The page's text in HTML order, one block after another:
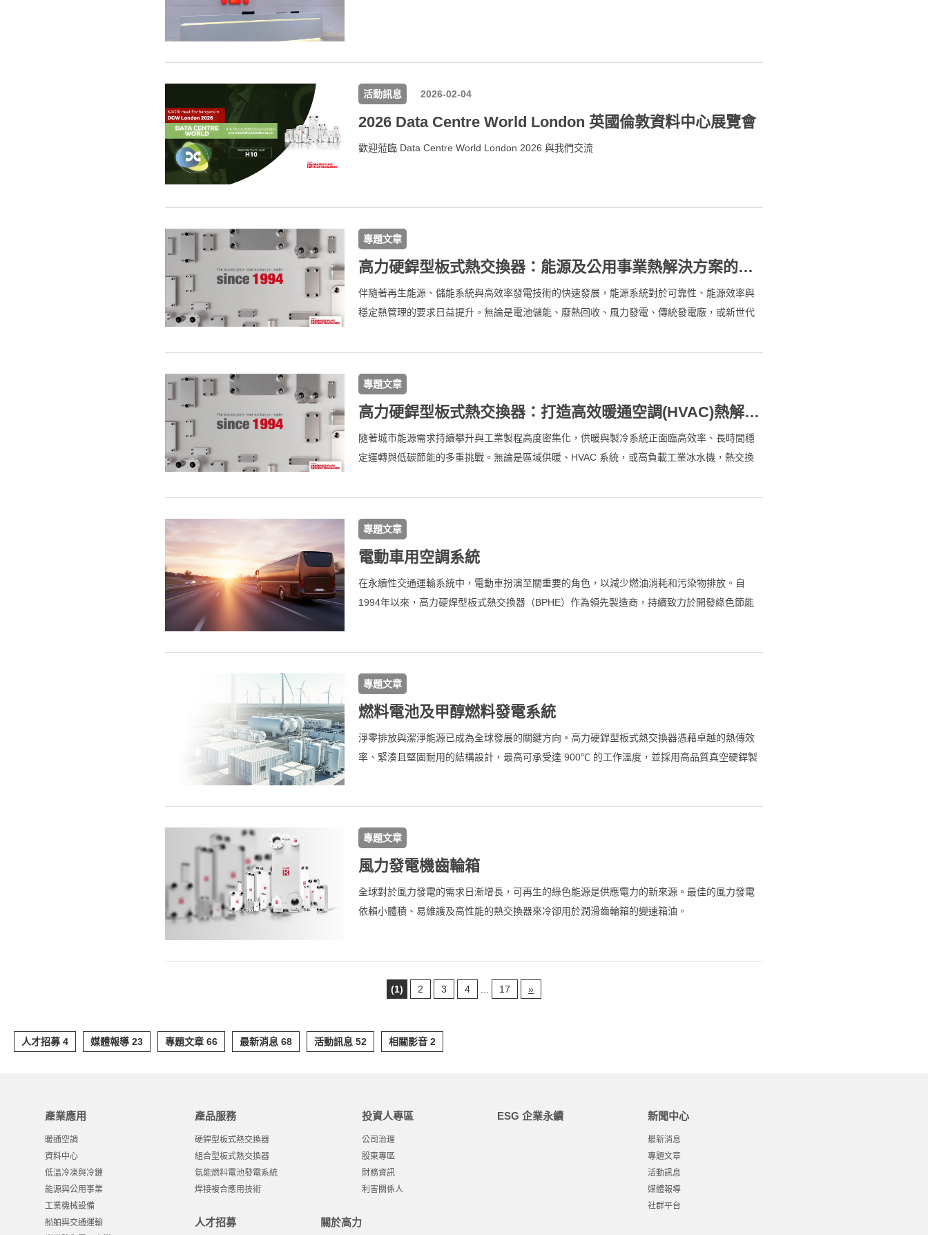
活動訊息 2026-02-04
2026 Data Centre World London 英國倫敦資料中心展覽會
歡迎蒞臨 Data Centre World London 2026 與我們交流
專題文章
高力硬銲型板式熱交換器：能源及公用事業熱解決方案的關鍵核心
伴隨著再生能源、儲能系統與高效率發電技術的快速發展，能源系統對於可靠性、能源效率與
穩定熱管理的要求日益提升。無論是電池儲能、廢熱回收、風力發電、傳統發電廠，或新世代
交換器（BPHE）以高效率、緊湊設計與耐用結構，廣泛應用於各類能源與發電設備，協助客戶
專題文章
高力硬銲型板式熱交換器：打造高效暖通空調(HVAC)熱解決方案的關鍵核心
隨著城市能源需求持續攀升與工業製程高度密集化，供暖與製冷系統正面臨高效率、長時間穩
定運轉與低碳節能的多重挑戰。無論是區域供暖、HVAC 系統，或高負載工業冰水機，熱交換
（BPHE）憑藉卓越的熱傳效率、緊湊設計與耐用結構，廣泛應用於城市能源基礎建設與工業製
專題文章
電動車用空調系統
在永續性交通運輸系統中，電動車扮演至關重要的角色，以減少燃油消耗和污染物排放。自
1994年以來，高力硬焊型板式熱交換器（BPHE）作為領先製造商，持續致力於開發綠色節能
專題文章
燃料電池及甲醇燃料發電系統
淨零排放與潔淨能源已成為全球發展的關鍵方向。高力硬銲型板式熱交換器憑藉卓越的熱傳效
率、緊湊且堅固耐用的結構設計，最高可承受達 900℃ 的工作溫度，並採用高品質真空硬銲製
專題文章
風力發電機齒輪箱
全球對於風力發電的需求日漸增長，可再生的綠色能源是供應電力的新來源。最佳的風力發電
依賴小體積、易維護及高性能的熱交換器來冷卻用於潤滑齒輪箱的變速箱油。
(1) 2 3 4 17 »
人才招募 4 媒體報導 23 專題文章 66 最新消息 68 活動訊息 52 相關影音 2
產業應用
暖通空調
資料中心
低溫冷凍與冷鏈
能源與公用事業
工業機械設備
船舶與交通運輸
產品服務
硬銲型板式熱交換器
組合型板式熱交換器
氫能燃料電池發電系統
焊接複合應用技術
投資人專區
公司治理
股東專區
財務資訊
利害關係人
ESG 企業永續 新聞中心
最新消息
專題文章
活動訊息
媒體報導
社群平台
人才招募 關於高力